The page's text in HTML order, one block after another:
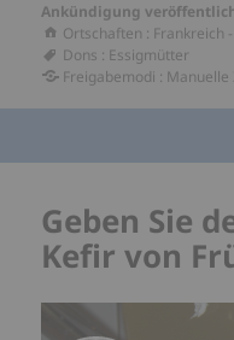
Ankündigung
Ortschaften : Frankreich -
Dons : Essigmütter
Freigabemodi : Manuelle
Geben Sie
Kefir von